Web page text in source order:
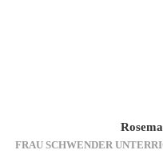
FRAU SCHWENDER